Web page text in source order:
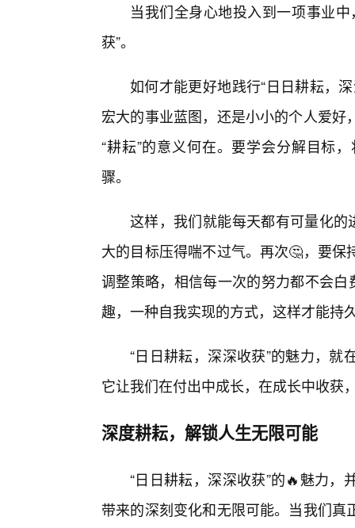
当我们全身心地投入到一项事业
获”。
如何才能更好地践行“日日耕耘，
宏大的事业蓝图，还是小小的个人爱
“耕耘”的意义何在。要学会分解目标
骤。
这样，我们就能每天都有可量化的
大的目标压得喘不过气。再次🤔，要
调整策略，相信每一次的努力都不会
趣，一种自我实现的方式，这样才能持
“日日耕耘，深深收获”的魅力，
它让我们在付出中成长，在成长中收获
深度耕耘，解锁人生无限可能
“日日耕耘，深深收获”的🔥魅力
带来的深刻变化和无限可能。当我们